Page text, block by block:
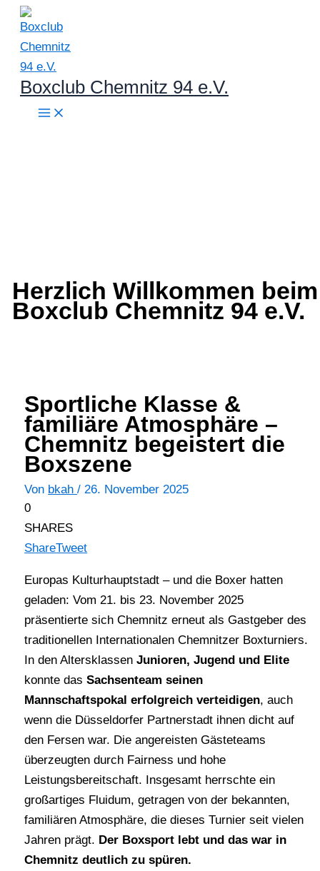
Zum
Inhalt
springen
Boxclub Chemnitz 94 e.V.
Herzlich Willkommen beim
Boxclub Chemnitz 94 e.V.
Sportliche Klasse &
familiäre Atmosphäre –
Chemnitz begeistert die
Boxszene
Von bkah/ 26. November 2025
0
SHARES
ShareTweet
Europas Kulturhauptstadt – und die Boxer hatten
geladen: Vom 21. bis 23. November 2025
präsentierte sich Chemnitz erneut als Gastgeber des
traditionellen Internationalen Chemnitzer Boxturniers.
In den AltersklassenJunioren, Jugend und Elite
konnte dasSachsenteam seinen
Mannschaftspokal erfolgreich verteidigen, auch
wenn die Düsseldorfer Partnerstadt ihnen dicht auf
den Fersen war. Die angereisten Gästeteams
überzeugten durch Fairness und hohe
Leistungsbereitschaft. Insgesamt herrschte ein
großartiges Fluidum, getragen von der bekannten,
familiären Atmosphäre, die dieses Turnier seit vielen
Jahren prägt. Der Boxsport lebt und das war in
Chemnitz deutlich zu spüren.